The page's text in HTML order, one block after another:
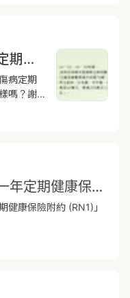
國泰人壽鍾安心特定傷病定期健康保險附約
病定期
嗎？謝
遠雄人壽保安康重大傷病一年定期健康保險附約
健康保險附約 (RN1)」